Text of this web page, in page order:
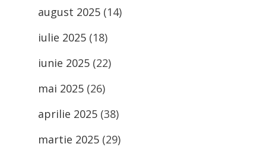
august 2025 (14)
iulie 2025 (18)
iunie 2025 (22)
mai 2025 (26)
aprilie 2025 (38)
martie 2025 (29)